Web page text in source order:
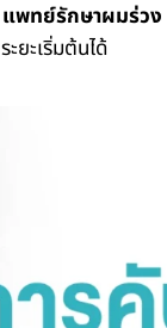
แพทย์รักษาผมร่วง
ยะเริ่มต้นได้